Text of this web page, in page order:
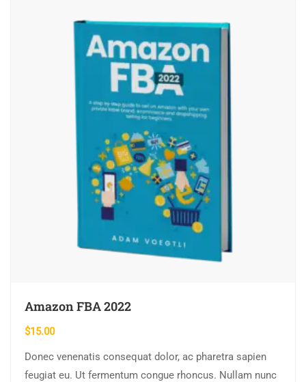
Amazon FBA 2022
$15.00
Donec venenatis consequat dolor, ac pharetra sapien
feugiat eu. Ut fermentum congue rhoncus. Nullam nunc